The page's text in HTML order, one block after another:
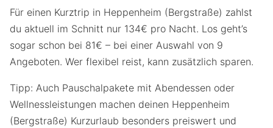
Für einen Kurztrip in Heppenheim (Bergstraße) zahlst
du aktuell im Schnitt nur 134€ pro Nacht. Los geht’s
sogar schon bei 81€ – bei einer Auswahl von 9
Angeboten. Wer flexibel reist, kann zusätzlich sparen.
Tipp: Auch Pauschalpakete mit Abendessen oder
Wellnessleistungen machen deinen Heppenheim
(Bergstraße) Kurzurlaub besonders preiswert und